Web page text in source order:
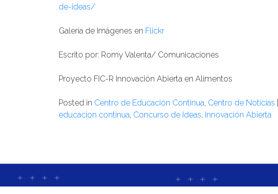
de-ideas/
Galería de Imágenes en Flickr
Escrito por: Romy Valenta/ Comunicaciones
Proyecto FIC-R Innovación Abierta en Alimentos
Posted in Centro de Educación Continua, Centro de Noticias
educacion continua, Concurso de Ideas, Innovación Abierta